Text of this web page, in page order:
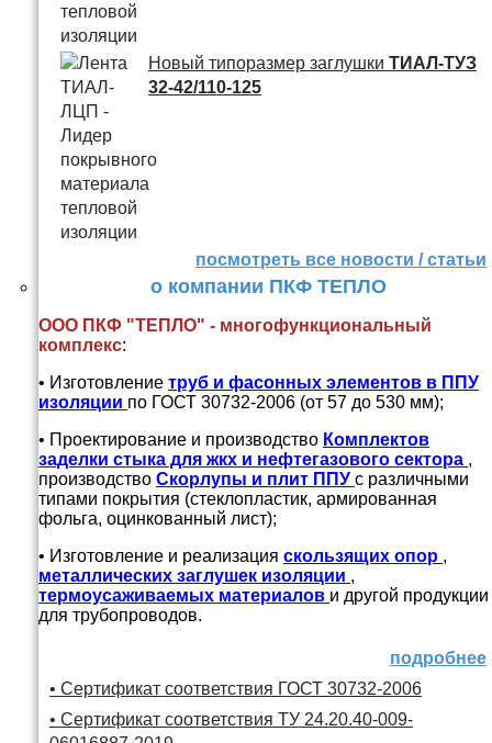
Новый типоразмер заглушки ТИАЛ-ТУЗ
32-42/110-125
посмотреть все новости / статьи
о компании ПКФ ТЕПЛО
ООО ПКФ "ТЕПЛО" - многофункциональный
комплекс:
• Изготовление труб и фасонных элементов в ППУ
изоляции по ГОСТ 30732-2006 (от 57 до 530 мм);
• Проектирование и производство Комплектов
заделки стыка для жкх и нефтегазового сектора ,
производство Скорлупы и плит ППУ с различными
типами покрытия (стеклопластик, армированная
фольга, оцинкованный лист);
• Изготовление и реализация скользящих опор ,
металлических заглушек изоляции ,
термоусаживаемых материалов и другой продукции
для трубопроводов.
подробнее
• Сертификат соответствия ГОСТ 30732-2006
• Сертификат соответствия ТУ 24.20.40-009-